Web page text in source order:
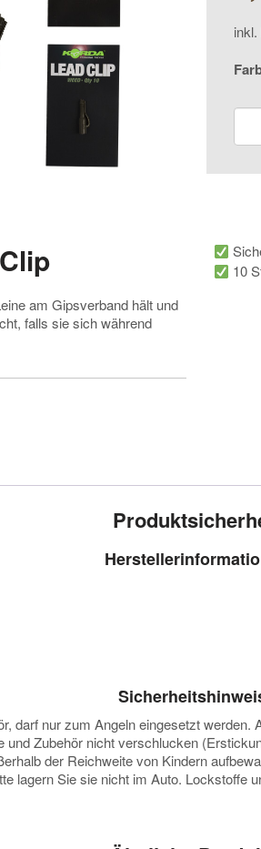
am Gipsverband hält und
falls sie sich während
Korda
Clip
10
darf nur zum Angeln eingesetzt
Zubehör nicht verschlucken
der Reichweite von Kindern
lagern Sie sie nicht im Auto. Lockstoffe